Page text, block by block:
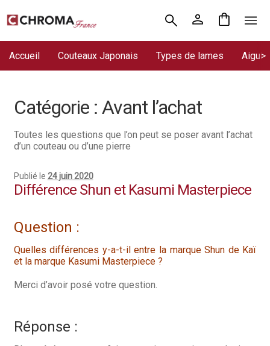
Aller
navigation
Aller
Accueil Couteaux Japonais Types de lames
Chroma France
Commande
Conditions Générales de Vente
Contact
Expédition le jour même
Frais de port
Hall of Fame
Catégorie : Avant l’achat
Toutes les questions que l’on peut se poser avant l’achat
d’un couteau ou d’une pierre
Publié le 24 juin 2020
Différence Shun et Kasumi Masterpiece
Question :
Quelles différences y-a-t-il entre la marque Shun de Kaï
et la marque Kasumi Masterpiece ?
Merci d’avoir posé votre question.
Réponse :